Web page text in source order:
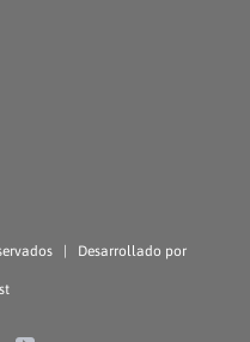
| Desarrollado por